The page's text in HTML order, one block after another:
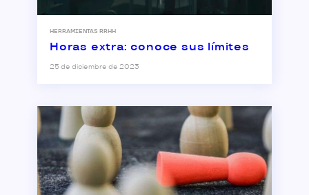
HERRAMIENTAS RRHH
Horas extra: conoce sus límites
25 de diciembre de 2023